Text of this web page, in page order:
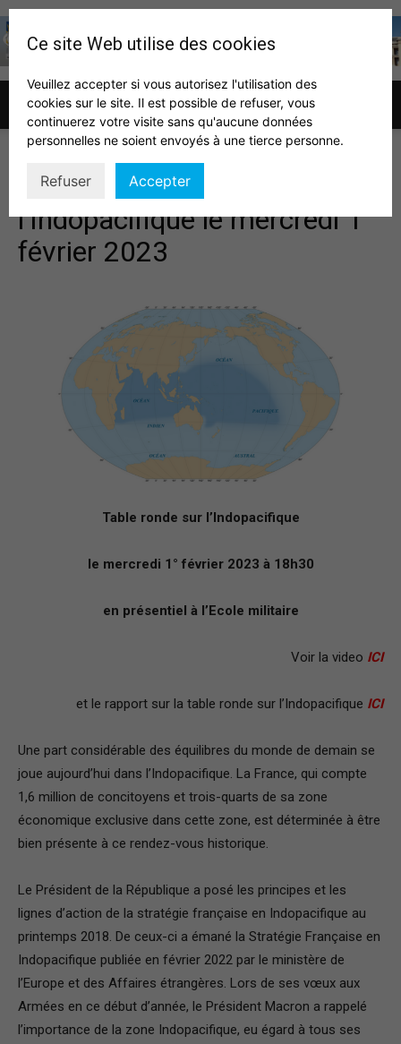
Association
IHEDN
–
Région
de-
Table ronde sur
l’Indopacifique le mercredi 1°
février 2023
Table ronde sur l’Indopacifique
le mercredi 1° février 2023 à 18h30
en présentiel à l’Ecole militaire
Voir la video ICI
et le rapport sur la table ronde sur l’Indopacifique ICI
Une part considérable des équilibres du monde de demain se
joue aujourd’hui dans l’Indopacifique. La France, qui compte
1,6 million de concitoyens et trois-quarts de sa zone
économique exclusive dans cette zone, est déterminée à être
bien présente à ce rendez-vous historique.
Le Président de la République a posé les principes et les
lignes d’action de la stratégie française en Indopacifique au
printemps 2018. De ceux-ci a émané la Stratégie Française en
Indopacifique publiée en février 2022 par le ministère de
l’Europe et des Affaires étrangères. Lors de ses vœux aux
Armées en ce début d’année, le Président Macron a rappelé
l’importance de la zone Indopacifique, eu égard à tous ses
Ce site Web utilise des cookies
Veuillez accepter si vous autorisez l'utilisation des
cookies sur le site. Il est possible de refuser, vous
continuerez votre visite sans qu'aucune données
personnelles ne soient envoyés à une tierce personne.
Refuser Accepter